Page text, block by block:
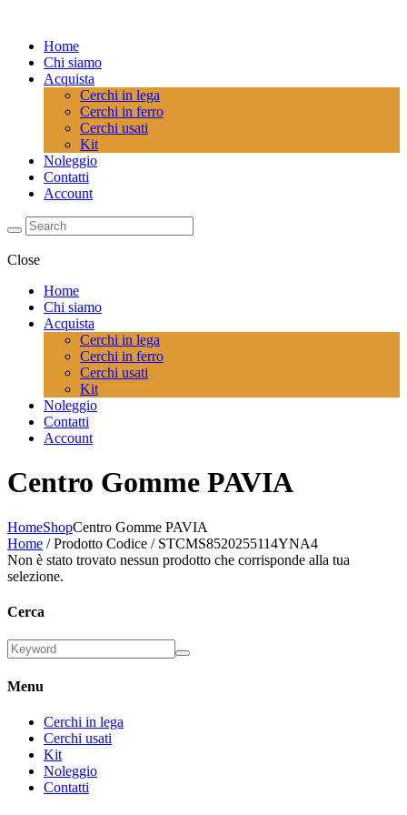
Home
Chi siamo
Acquista
Cerchi in lega
Cerchi in ferro
Cerchi usati
Kit
Noleggio
Contatti
Account
Close
Home
Chi siamo
Acquista
Cerchi in lega
Cerchi in ferro
Cerchi usati
Kit
Noleggio
Contatti
Account
Centro Gomme PAVIA
HomeShopCentro Gomme PAVIA
Home / Prodotto Codice / STCMS8520255114YNA4
Non è stato trovato nessun prodotto che corrisponde alla tua
selezione.
Cerca
Menu
Cerchi in lega
Cerchi usati
Kit
Noleggio
Contatti